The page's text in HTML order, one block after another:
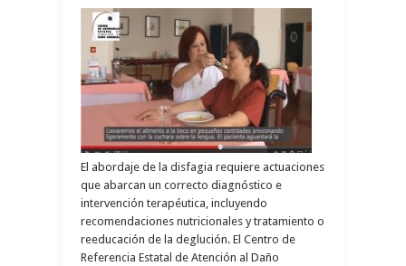
El abordaje de la disfagia requiere actuaciones
que abarcan un correcto diagnóstico e
intervención terapéutica, incluyendo
recomendaciones nutricionales y tratamiento o
reeducación de la deglución. El Centro de
Referencia Estatal de Atención al Daño